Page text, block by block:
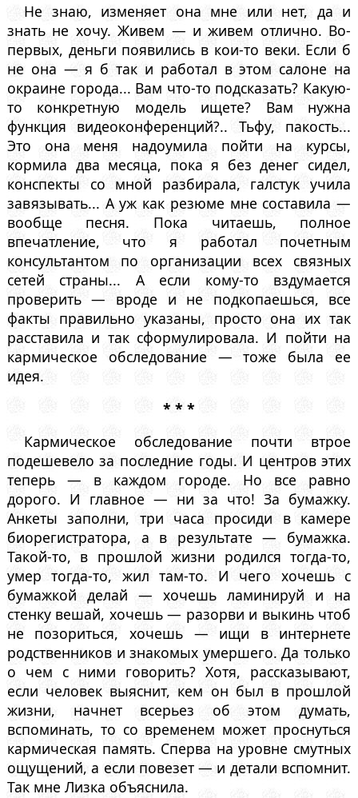
Не знаю, изменяет она мне или нет, да и
знать не хочу. Живем — и живем отлично. Во-
первых, деньги появились в кои-то веки. Если б
не она — я б так и работал в этом салоне на
окраине города... Вам что-то подсказать? Какую-
то конкретную модель ищете? Вам нужна
функция видеоконференций?.. Тьфу, пакость...
Это она меня надоумила пойти на курсы,
кормила два месяца, пока я без денег сидел,
конспекты со мной разбирала, галстук учила
завязывать... А уж как резюме мне составила —
вообще песня. Пока читаешь, полное
впечатление, что я работал почетным
консультантом по организации всех связных
сетей страны... А если кому-то вздумается
проверить — вроде и не подкопаешься, все
факты правильно указаны, просто она их так
расставила и так сформулировала. И пойти на
кармическое обследование — тоже была ее
идея.
* * *
Кармическое обследование почти втрое
подешевело за последние годы. И центров этих
теперь — в каждом городе. Но все равно
дорого. И главное — ни за что! За бумажку.
Анкеты заполни, три часа просиди в камере
биорегистратора, а в результате — бумажка.
Такой-то, в прошлой жизни родился тогда-то,
умер тогда-то, жил там-то. И чего хочешь с
бумажкой делай — хочешь ламинируй и на
стенку вешай, хочешь — разорви и выкинь чтоб
не позориться, хочешь — ищи в интернете
родственников и знакомых умершего. Да только
о чем с ними говорить? Хотя, рассказывают,
если человек выяснит, кем он был в прошлой
жизни, начнет всерьез об этом думать,
вспоминать, то со временем может проснуться
кармическая память. Сперва на уровне смутных
ощущений, а если повезет — и детали вспомнит.
Так мне Лизка объяснила.